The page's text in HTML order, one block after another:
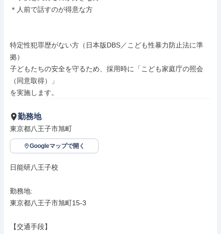
＊人前で話すのが得意な方
特定性犯罪歴がない方（日本版DBS／こども性暴力防止法に準
拠）
子どもたちの安全を守るため、採用時に「こども家庭庁の照会
（同意取得）」
を実施します。
勤務地
東京都八王子市旭町
Googleマップで開く
日能研八王子校
勤務地:
東京都八王子市旭町15-3
【交通手段】